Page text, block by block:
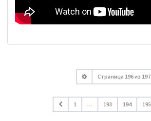
Страница 196из 197
1 … 193 194 195